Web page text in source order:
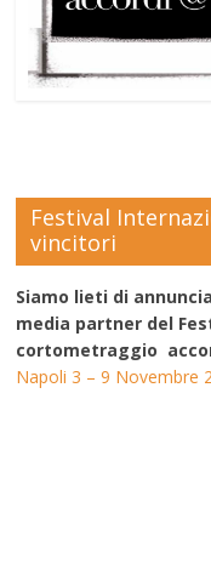
Festival
vincitori
Siamo lieti di
media partner del
cortometraggio
Napoli 3 – 9 Novembre